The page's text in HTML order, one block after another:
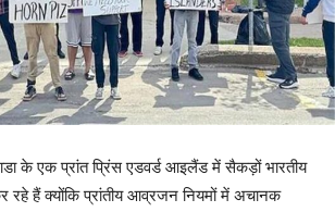
के एक प्रांत प्रिंस एडवर्ड आइलैंड में सैकड़ों भारतीय
रहे हैं क्योंकि प्रांतीय आव्रजन नियमों में अचानक